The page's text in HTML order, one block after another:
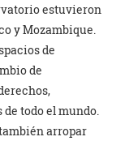
estuvieron
y Mozambique.
de
de
todo el mundo.
arropar